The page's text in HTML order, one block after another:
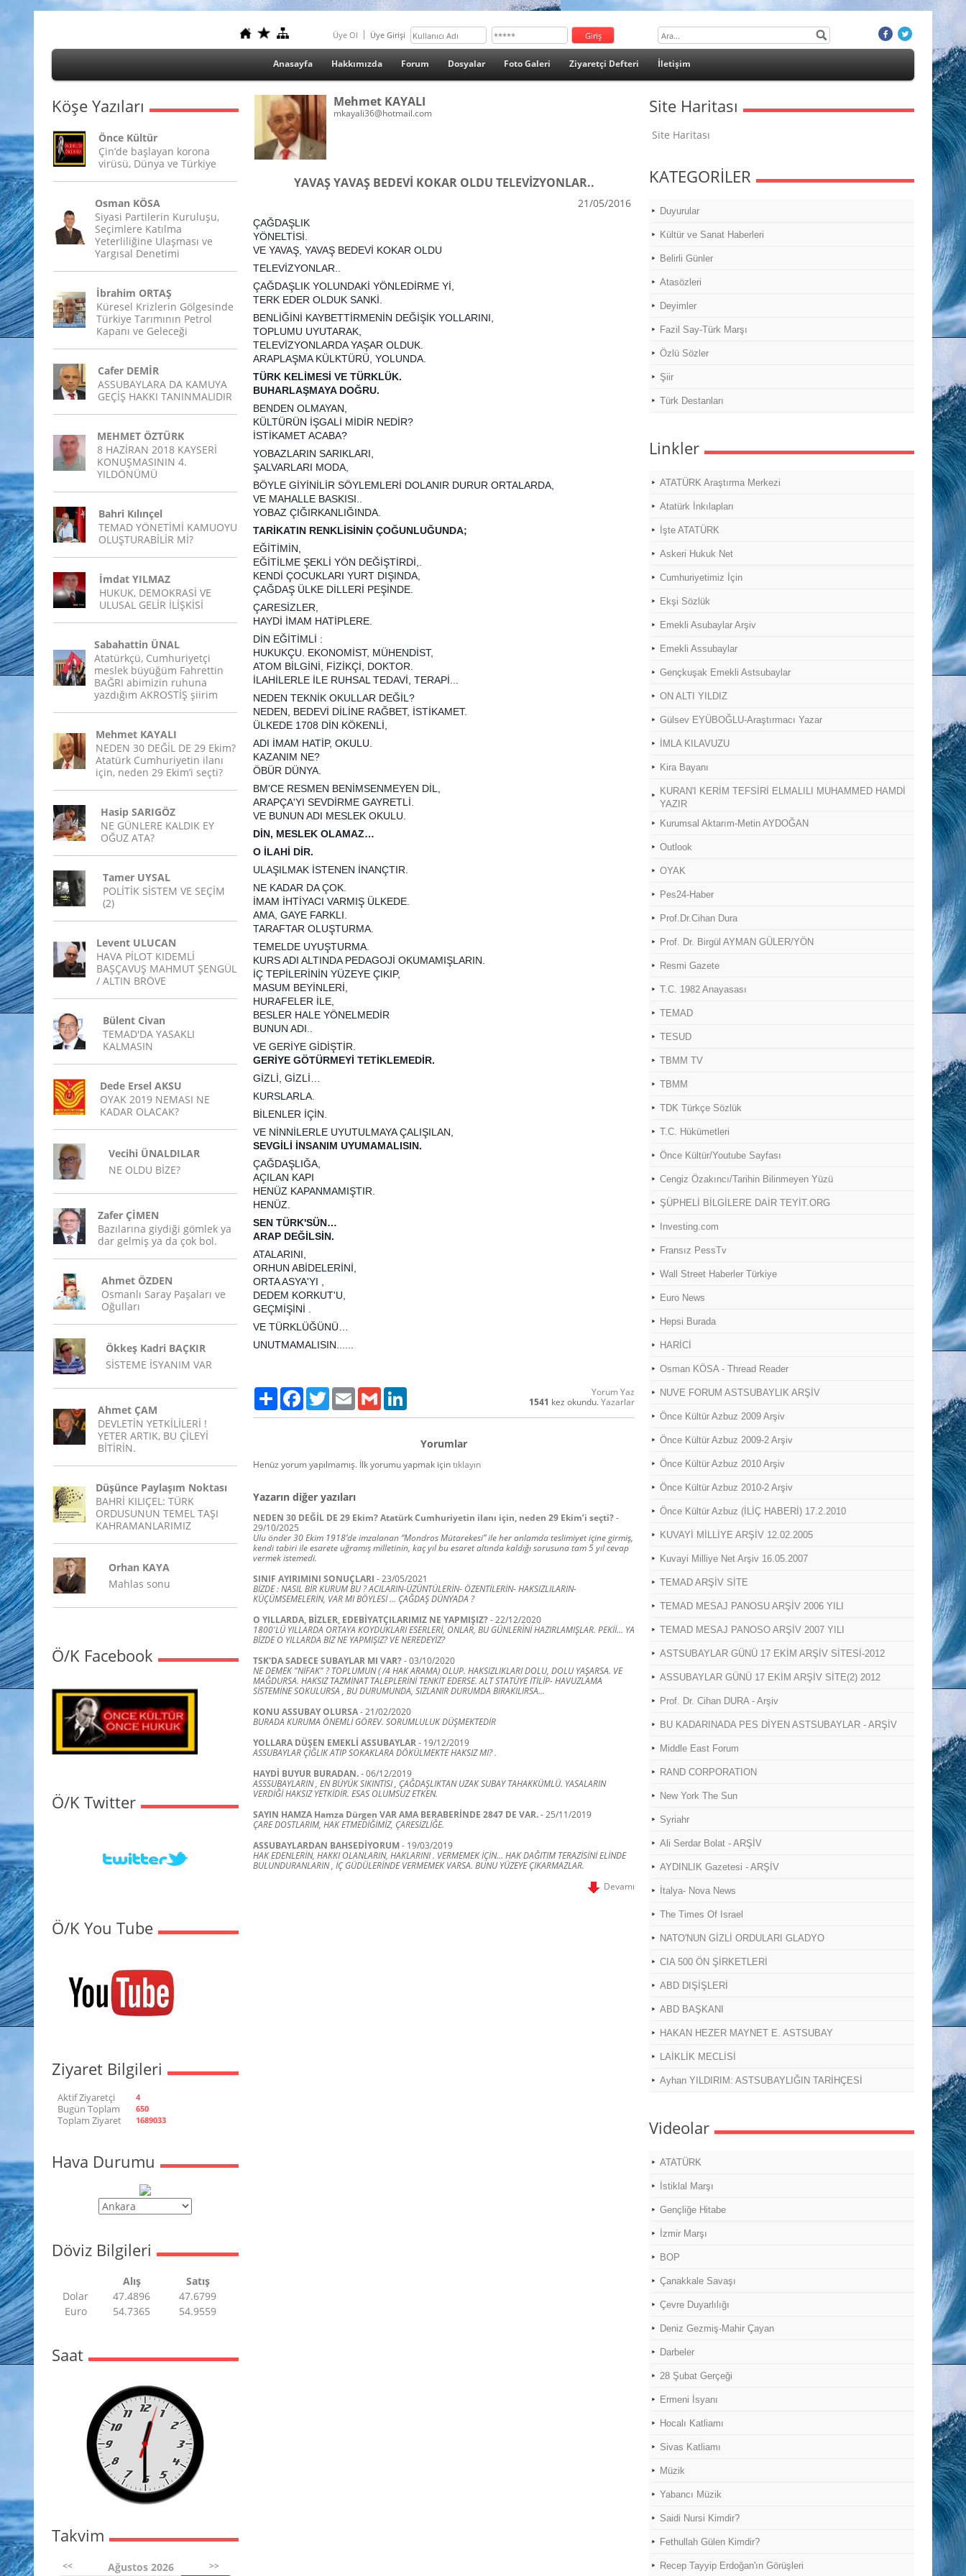
Üye Ol Üye Girişi
Anasayfa Hakkımızda Forum Dosyalar Foto Galeri Ziyaretçi Defteri İletişim
Köşe Yazıları
Önce Kültür
Çin’de başlayan korona
virüsü, Dünya ve Türkiye
Osman KÖSA
Siyasi Partilerin Kuruluşu,
Seçimlere Katılma
Yeterliliğine Ulaşması ve
Yargısal Denetimi
İbrahim ORTAŞ
Küresel Krizlerin Gölgesinde
Türkiye Tarımının Petrol
Kapanı ve Geleceği
Cafer DEMİR
ASSUBAYLARA DA KAMUYA
GEÇİŞ HAKKI TANINMALIDIR
MEHMET ÖZTÜRK
8 HAZİRAN 2018 KAYSERİ
KONUŞMASININ 4.
YILDÖNÜMÜ
Bahri Kılınçel
TEMAD YÖNETİMİ KAMUOYU
OLUŞTURABİLİR Mİ?
İmdat YILMAZ
HUKUK, DEMOKRASİ VE
ULUSAL GELİR İLİŞKİSİ
Sabahattin ÜNAL
Atatürkçü, Cumhuriyetçi
meslek büyüğüm Fahrettin
BAĞRI abimizin ruhuna
yazdığım AKROSTİŞ şiirim
Mehmet KAYALI
NEDEN 30 DEĞİL DE 29 Ekim?
Atatürk Cumhuriyetin ilanı
için, neden 29 Ekim’i seçti?
Hasip SARIGÖZ
NE GÜNLERE KALDIK EY
OĞUZ ATA?
Tamer UYSAL
POLİTİK SİSTEM VE SEÇİM
(2)
Levent ULUCAN
HAVA PİLOT KIDEMLİ
BAŞÇAVUŞ MAHMUT ŞENGÜL
/ ALTIN BRÖVE
Bülent Civan
TEMAD'DA YASAKLI
KALMASIN
Dede Ersel AKSU
OYAK 2019 NEMASI NE
KADAR OLACAK?
Vecihi ÜNALDILAR
NE OLDU BİZE?
Zafer ÇİMEN
Bazılarına giydiği gömlek ya
dar gelmiş ya da çok bol.
Ahmet ÖZDEN
Osmanlı Saray Paşaları ve
Oğulları
Ökkeş Kadri BAÇKIR
SİSTEME İSYANIM VAR
Ahmet ÇAM
DEVLETİN YETKİLİLERİ !
YETER ARTIK, BU ÇİLEYİ
BİTİRİN.
Düşünce Paylaşım Noktası
BAHRİ KILIÇEL: TÜRK
ORDUSUNUN TEMEL TAŞI
KAHRAMANLARIMIZ
Orhan KAYA
Mahlas sonu
Ö/K Facebook
Ö/K Twitter
Ö/K You Tube
Ziyaret Bilgileri
Aktif Ziyaretçi 4
Bugün Toplam 650
Toplam Ziyaret 1689033
Hava Durumu
Döviz Bilgileri
Alış
Satış
Dolar
47.4896
47.6799
Euro
54.7365 54.9559
Saat
Takvim
<< Ağustos 2026 >>
Mehmet KAYALI
mkayali36@hotmail.com
YAVAŞ YAVAŞ BEDEVİ KOKAR OLDU TELEVİZYONLAR..
21/05/2016
ÇAĞDAŞLIK
YÖNELTİSİ.
VE YAVAŞ, YAVAŞ BEDEVİ KOKAR OLDU
TELEVİZYONLAR..
ÇAĞDAŞLIK YOLUNDAKİ YÖNLEDİRME Yİ,
TERK EDER OLDUK SANKİ.
BENLİĞİNİ KAYBETTİRMENİN DEĞİŞİK YOLLARINI,
TOPLUMU UYUTARAK,
TELEVİZYONLARDA YAŞAR OLDUK.
ARAPLAŞMA KÜLKTÜRÜ, YOLUNDA.
TÜRK KELİMESİ VE TÜRKLÜK.
BUHARLAŞMAYA DOĞRU.
BENDEN OLMAYAN,
KÜLTÜRÜN İŞGALİ MİDİR NEDİR?
İSTİKAMET ACABA?
YOBAZLARIN SARIKLARI,
ŞALVARLARI MODA,
BÖYLE GİYİNİLİR SÖYLEMLERİ DOLANIR DURUR ORTALARDA,
VE MAHALLE BASKISI..
YOBAZ ÇIĞIRKANLIĞINDA.
TARİKATIN RENKLİSİNİN ÇOĞUNLUĞUNDA;
EĞİTİMİN,
EĞİTİLME ŞEKLİ YÖN DEĞİŞTİRDİ,.
KENDİ ÇOCUKLARI YURT DIŞINDA,
ÇAĞDAŞ ÜLKE DİLLERİ PEŞİNDE.
ÇARESİZLER,
HAYDİ İMAM HATİPLERE.
DİN EĞİTİMLİ :
HUKUKÇU. EKONOMİST, MÜHENDİST,
ATOM BİLGİNİ, FİZİKÇİ, DOKTOR.
İLAHİLERLE İLE RUHSAL TEDAVİ, TERAPİ...
NEDEN TEKNİK OKULLAR DEĞİL?
NEDEN, BEDEVİ DİLİNE RAĞBET, İSTİKAMET.
ÜLKEDE 1708 DİN KÖKENLİ,
ADI İMAM HATİP, OKULU.
KAZANIM NE?
ÖBÜR DÜNYA.
BM'CE RESMEN BENİMSENMEYEN DİL,
ARAPÇA'YI SEVDİRME GAYRETLİ.
VE BUNUN ADI MESLEK OKULU.
DİN, MESLEK OLAMAZ…
O İLAHİ DİR.
ULAŞILMAK İSTENEN İNANÇTIR.
NE KADAR DA ÇOK.
İMAM İHTİYACI VARMIŞ ÜLKEDE.
AMA, GAYE FARKLI.
TARAFTAR OLUŞTURMA.
TEMELDE UYUŞTURMA.
KURS ADI ALTINDA PEDAGOJİ OKUMAMIŞLARIN.
İÇ TEPİLERİNİN YÜZEYE ÇIKIP,
MASUM BEYİNLERİ,
HURAFELER İLE,
BESLER HALE YÖNELMEDİR
BUNUN ADI..
VE GERİYE GİDİŞTİR.
GERİYE GÖTÜRMEYİ TETİKLEMEDİR.
GİZLİ, GİZLİ…
KURSLARLA.
BİLENLER İÇİN.
VE NİNNİLERLE UYUTULMAYA ÇALIŞILAN,
SEVGİLİ İNSANIM UYUMAMALISIN.
ÇAĞDAŞLIĞA,
AÇILAN KAPI
HENÜZ KAPANMAMIŞTIR.
HENÜZ.
SEN TÜRK'SÜN…
ARAP DEĞİLSİN.
ATALARINI,
ORHUN ABİDELERİNİ,
ORTA ASYA'YI ,
DEDEM KORKUT'U,
GEÇMİŞİNİ .
VE TÜRKLÜĞÜNÜ…
UNUTMAMALISIN......
Paylaş FacebookTwitter Email Gmail
Yorum Yaz
1541 kez okundu.Yazarlar
Yorumlar
Henüz yorum yapılmamış. İlk yorumu yapmak içintıklayın
Yazarın diğer yazıları
NEDEN 30 DEĞİL DE 29 Ekim? Atatürk Cumhuriyetin ilanı için, neden 29 Ekim’i seçti?-
29/10/2025
Ulu önder 30 Ekim 1918’de imzalanan “Mondros Mütarekesi” ile her anlamda teslimiyet içine girmiş,
kendi tabiri ile esarete uğramış milletinin, kaç yıl bu esaret altında kaldığı sorusuna tam 5 yıl cevap
vermek istemedi.
SINIF AYIRIMINI SONUÇLARI -23/05/2021
BİZDE : NASIL BİR KURUM BU ? ACILARIN-ÜZÜNTÜLERİN- ÖZENTİLERİN- HAKSIZLILARIN-
KÜÇÜMSEMELERİN, VAR MI BÖYLESİ ... ÇAĞDAŞ DÜNYADA ?
O YILLARDA, BİZLER, EDEBİYATÇILARIMIZ NE YAPMIŞIZ?-22/12/2020
1800'LÜ YILLARDA ORTAYA KOYDUKLARI ESERLERİ, ONLAR, BU GÜNLERİNİ HAZIRLAMIŞLAR. PEKİİ… YA
BİZDE O YILLARDA BİZ NE YAPMIŞIZ? VE NEREDEYİZ?
TSK'DA SADECE SUBAYLAR MI VAR?-03/10/2020
NE DEMEK "NİFAK" ? TOPLUMUN ( /4 HAK ARAMA) OLUP. HAKSIZLIKLARI DOLU, DOLU YAŞARSA. VE
MAĞDURSA. HAKSIZ TAZMİNAT TALEPLERİNİ TENKİT EDERSE. ALT STATÜYE İTİLİP- HAVUZLAMA
SİSTEMİNE SOKULURSA , BU DURUMUNDA, SIZLANIR DURUMDA BIRAKILIRSA...
KONU ASSUBAY OLURSA-21/02/2020
BURADA KURUMA ÖNEMLİ GÖREV. SORUMLULUK DÜŞMEKTEDİR
YOLLARA DÜŞEN EMEKLİ ASSUBAYLAR- 19/12/2019
ASSUBAYLAR ÇIĞLIK ATIP SOKAKLARA DÖKÜLMEKTE HAKSIZ MI? .
HAYDİ BUYUR BURADAN.-06/12/2019
ASSSUBAYLARIN , EN BÜYÜK SIKINTISI , ÇAĞDAŞLIKTAN UZAK SUBAY TAHAKKÜMLÜ. YASALARIN
VERDİĞİ HAKSIZ YETKİDİR. ESAS OLUMSUZ ETKEN.
SAYIN HAMZA Hamza Dürgen VAR AMA BERABERİNDE 2847 DE VAR.-25/11/2019
ÇARE DOSTLARIM, HAK ETMEDİĞİMİZ, ÇARESİZLİĞE.
ASSUBAYLARDAN BAHSEDİYORUM- 19/03/2019
HAK EDENLERİN, HAKKI OLANLARIN, HAKLARINI . VERMEMEK İÇİN… HAK DAĞITIM TERAZİSİNİ ELİNDE
BULUNDURANLARIN , İÇ GÜDÜLERİNDE VERMEMEK VARSA. BUNU YÜZEYE ÇIKARMAZLAR.
Devamı
Site Haritası
Site Haritası
KATEGORİLER
Duyurular
Kültür ve Sanat Haberleri
Belirli Günler
Atasözleri
Deyimler
Fazil Say-Türk Marşı
Özlü Sözler
Şiir
Türk Destanları
Linkler
ATATÜRK Araştırma Merkezi
Atatürk İnkılapları
İşte ATATÜRK
Askeri Hukuk Net
Cumhuriyetimiz İçin
Ekşi Sözlük
Emekli Asubaylar Arşiv
Emekli Assubaylar
Gençkuşak Emekli Astsubaylar
ON ALTI YILDIZ
Gülsev EYÜBOĞLU-Araştırmacı Yazar
İMLA KILAVUZU
Kira Bayanı
KURAN'I KERİM TEFSİRİ ELMALILI MUHAMMED HAMDİ
YAZIR
Kurumsal Aktarım-Metin AYDOĞAN
Outlook
OYAK
Pes24-Haber
Prof.Dr.Cihan Dura
Prof. Dr. Birgül AYMAN GÜLER/YÖN
Resmi Gazete
T.C. 1982 Anayasası
TEMAD
TESUD
TBMM TV
TBMM
TDK Türkçe Sözlük
T.C. Hükümetleri
Önce Kültür/Youtube Sayfası
Cengiz Özakıncı/Tarihin Bilinmeyen Yüzü
ŞÜPHELİ BİLGİLERE DAİR TEYİT.ORG
Investing.com
Fransız PessTv
Wall Street Haberler Türkiye
Euro News
Hepsi Burada
HARİCİ
Osman KÖSA - Thread Reader
NUVE FORUM ASTSUBAYLIK ARŞİV
Önce Kültür Azbuz 2009 Arşiv
Önce Kültür Azbuz 2009-2 Arşiv
Önce Kültür Azbuz 2010 Arşiv
Önce Kültür Azbuz 2010-2 Arşiv
Önce Kültür Azbuz (İLİÇ HABERİ) 17.2.2010
KUVAYİ MİLLİYE ARŞİV 12.02.2005
Kuvayi Milliye Net Arşiv 16.05.2007
TEMAD ARŞİV SİTE
TEMAD MESAJ PANOSU ARŞİV 2006 YILI
TEMAD MESAJ PANOSO ARŞİV 2007 YILI
ASTSUBAYLAR GÜNÜ 17 EKİM ARŞİV SİTESİ-2012
ASSUBAYLAR GÜNÜ 17 EKİM ARŞİV SİTE(2) 2012
Prof. Dr. Cihan DURA - Arşiv
BU KADARINADA PES DİYEN ASTSUBAYLAR - ARŞİV
Middle East Forum
RAND CORPORATION
New York The Sun
Syriahr
Ali Serdar Bolat - ARŞİV
AYDINLIK Gazetesi - ARŞİV
İtalya- Nova News
The Times Of Israel
NATO'NUN GİZLİ ORDULARI GLADYO
CIA 500 ÖN ŞİRKETLERİ
ABD DIŞİŞLERİ
ABD BAŞKANI
HAKAN HEZER MAYNET E. ASTSUBAY
LAİKLİK MECLİSİ
Ayhan YILDIRIM: ASTSUBAYLIĞIN TARİHÇESİ
Videolar
ATATÜRK
İstiklal Marşı
Gençliğe Hitabe
İzmir Marşı
BOP
Çanakkale Savaşı
Çevre Duyarlılığı
Deniz Gezmiş-Mahir Çayan
Darbeler
28 Şubat Gerçeği
Ermeni İsyanı
Hocalı Katliamı
Sivas Katliamı
Müzik
Yabancı Müzik
Saidi Nursi Kimdir?
Fethullah Gülen Kimdir?
Recep Tayyip Erdoğan'ın Görüşleri